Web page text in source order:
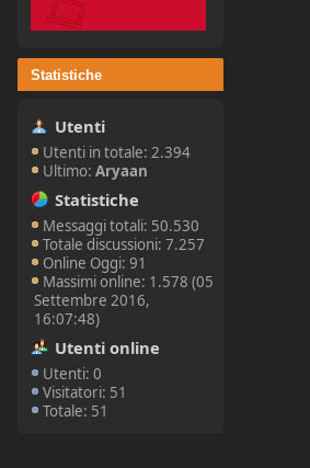
Statistiche
Utenti
Utenti in totale: 2.394
Ultimo:Aryaan
Statistiche
Messaggi totali: 50.530
Totale discussioni: 7.257
Online Oggi: 91
Massimi online: 1.578 (05
Settembre 2016,
16:07:48)
Utenti online
Utenti: 0
Visitatori: 51
Totale: 51